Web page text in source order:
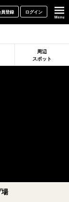
員登録 ログイン
周辺
スポット
場